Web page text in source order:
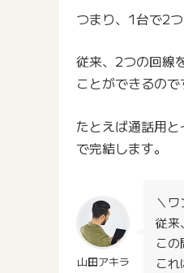
つまり、1台で2
従来、2つの回線
ことができるので
たとえば通話用
で完結します。
山田アキラ
＼
従来
この
こ